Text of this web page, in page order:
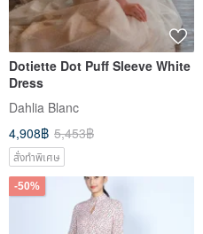
Dotiette Dot Puff Sleeve White
Dress
Dahlia Blanc
4,908฿ 5,453฿
สั่งทำพิเศษ
-50%